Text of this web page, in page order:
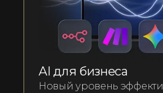
AI для бизнеса
Новый уровень